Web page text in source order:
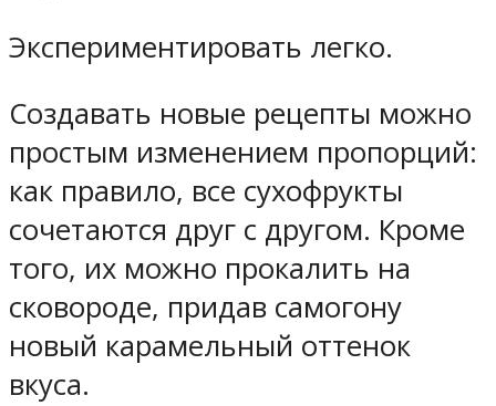
Экспериментировать легко.
Создавать новые рецепты можно
простым изменением пропорций:
как правило, все сухофрукты
сочетаются друг с другом. Кроме
того, их можно прокалить на
сковороде, придав самогону
новый карамельный оттенок
вкуса.